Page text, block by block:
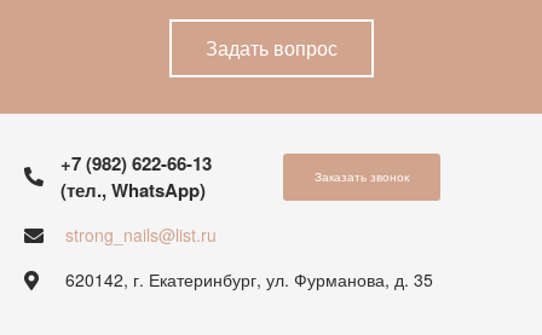
Задать вопрос
+7 (982) 622-66-13
(тел., WhatsApp)
Заказать звонок
strong_nails@list.ru
620142, г. Екатеринбург, ул. Фурманова, д. 35